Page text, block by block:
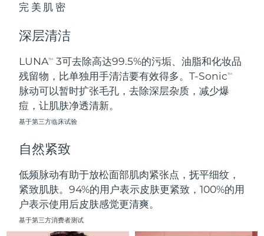
完美肌密
深层清洁
LUNATM
3可去除高达99.5%的污垢、油脂和化妆品
残留物，比单独用手清洁要有效得多。T-SonicTM
脉动可以暂时扩张毛孔，去除深层杂质，减少爆
痘，让肌肤净透清新。
基于第三方临床试验
自然紧致
低频脉动有助于放松面部肌肉紧张点，抚平细纹，
紧致肌肤。94%的用户表示皮肤更紧致，100%的用
户表示使用后皮肤感觉更清爽。
基于第三方消费者测试
关于我们
黎巴嫩 预计送达日期8/9/26
立陶宛
中国澳门特别行政区
马来西亚 预计送达日期8/11/26
马耳他